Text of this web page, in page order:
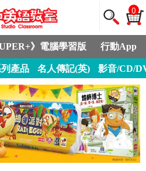
0
》電腦學習版 行動App
產品 名人傳記(英) 影音/CD/